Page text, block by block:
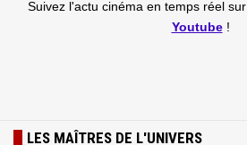
Suivez l'actu cinéma en temps réel sur
Youtube!
LES MAÎTRES DE L'UNIVERS